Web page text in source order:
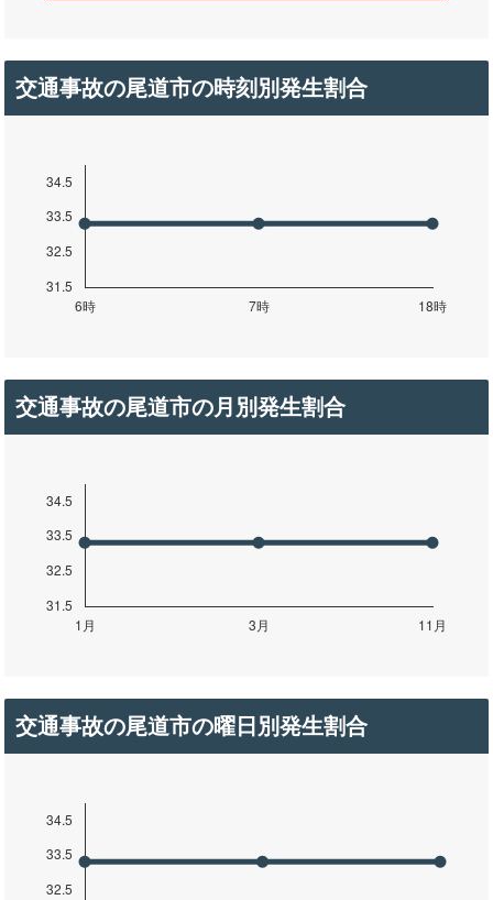
交通事故の尾道市の時刻別発生割合
交通事故の尾道市の月別発生割合
交通事故の尾道市の曜日別発生割合